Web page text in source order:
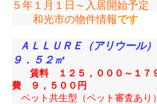
５年１月１日～入居開始予
和光市の物件情報です
ＡＬＬＵＲＥ（アリウール
９．５２ ㎡
賃料 １２５，０００～１７
費 ９，５００円
ペット共生型 （ペット審査あり）